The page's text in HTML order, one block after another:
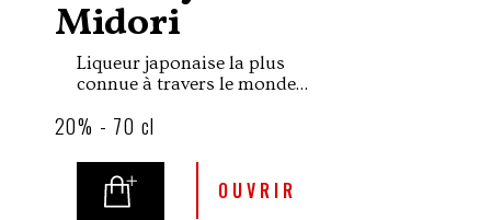
Midori
Liqueur japonaise la plus
connue à travers le monde
Midori est devenue un
vert émeraude très
reconnaissable, et son goût
intensément fruité de melon.
20% - 70 cl
OUVRIR